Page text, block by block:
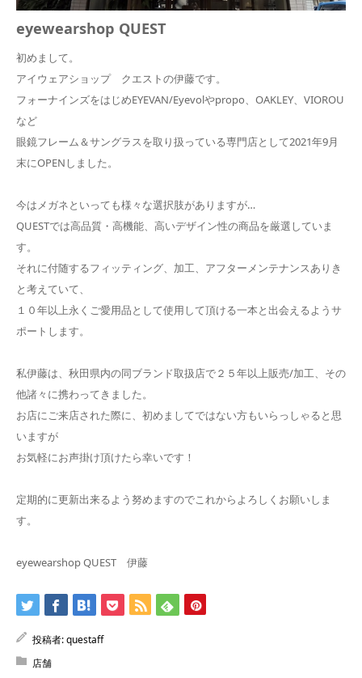
eyewearshop QUEST
初めまして。
アイウェアショップ クエストの伊藤です。
フォーナインズをはじめEYEVAN/Eyevolやpropo、OAKLEY、VIOROU
など
眼鏡フレーム＆サングラスを取り扱っている専門店として2021年9月
末にOPENしました。
今はメガネといっても様々な選択肢がありますが…
QUESTでは高品質・高機能、高いデザイン性の商品を厳選していま
す。
それに付随するフィッティング、加工、アフターメンテナンスありき
と考えていて、
１０年以上永くご愛用品として使用して頂ける一本と出会えるようサ
ポートします。
私伊藤は、秋田県内の同ブランド取扱店で２５年以上販売/加工、その
他諸々に携わってきました。
お店にご来店された際に、初めましてではない方もいらっしゃると思
いますが
お気軽にお声掛け頂けたら幸いです！
定期的に更新出来るよう努めますのでこれからよろしくお願いしま
す。
eyewearshop QUEST 伊藤
投稿者:questaff
店舗